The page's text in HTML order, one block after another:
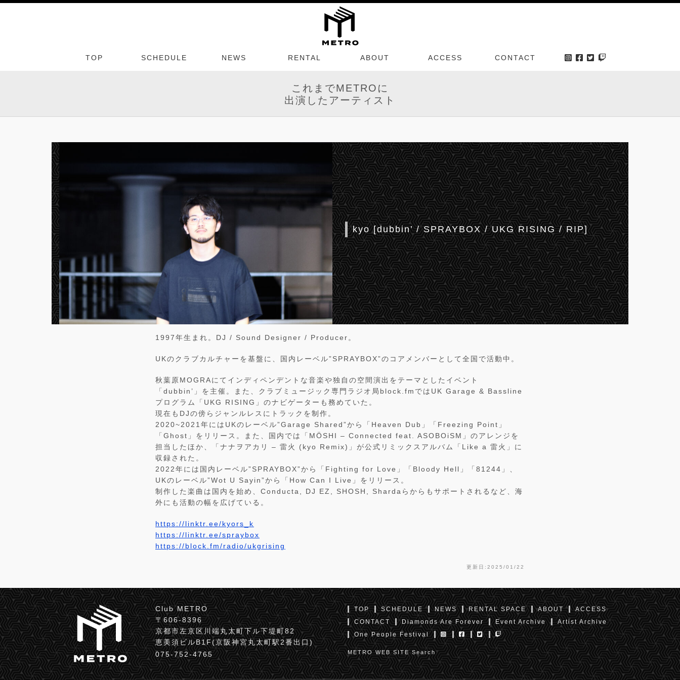
TOP SCHEDULE NEWS RENTAL ABOUT ACCESS CONTACT
これまでMETROに
出演したアーティスト
kyo [dubbin’ / SPRAYBOX / UKG RISING / RIP]
1997年生まれ。DJ / Sound Designer / Producer。
UKのクラブカルチャーを基盤に、国内レーベル”SPRAYBOX”のコアメンバーとして全国で活動中。
秋葉原MOGRAにてインディペンデントな音楽や独自の空間演出をテーマとしたイベント
「dubbin’」を主催。また、クラブミュージック専門ラジオ局block.fmではUK Garage & Bassline
プログラム「UKG RISING」のナビゲーターも務めていた。
現在もDJの傍らジャンルレスにトラックを制作。
2020~2021年にはUKのレーベル”Garage Shared”から「Heaven Dub」「Freezing Point」
「Ghost」をリリース。また、国内では「MÖSHI – Connected feat. ASOBOiSM」のアレンジを
担当したほか、「ナナヲアカリ – 雷火 (kyo Remix)」が公式リミックスアルバム「Like a 雷火」に
収録された。
2022年には国内レーベル”SPRAYBOX”から「Fighting for Love」「Bloody Hell」「81244」、
UKのレーベル”Wot U Sayin”から「How Can I Live」をリリース。
制作した楽曲は国内を始め、Conducta, DJ EZ, SHOSH, Shardaらからもサポートされるなど、海
外にも活動の幅を広げている。
https://linktr.ee/kyors_k
https://linktr.ee/spraybox
https://block.fm/radio/ukgrising
更新日:2025/01/22
Club METRO
〒606-8396
京都市左京区川端丸太町下ル下堤町82
恵美須ビルB1F(京阪神宮丸太町駅2番出口)
075-752-4765
TOP SCHEDULE NEWS RENTAL SPACE ABOUT
ACCESS
CONTACT
Diamonds Are Forever Event Archive
Artist Archive
One People Festival
METRO WEB SITE Search